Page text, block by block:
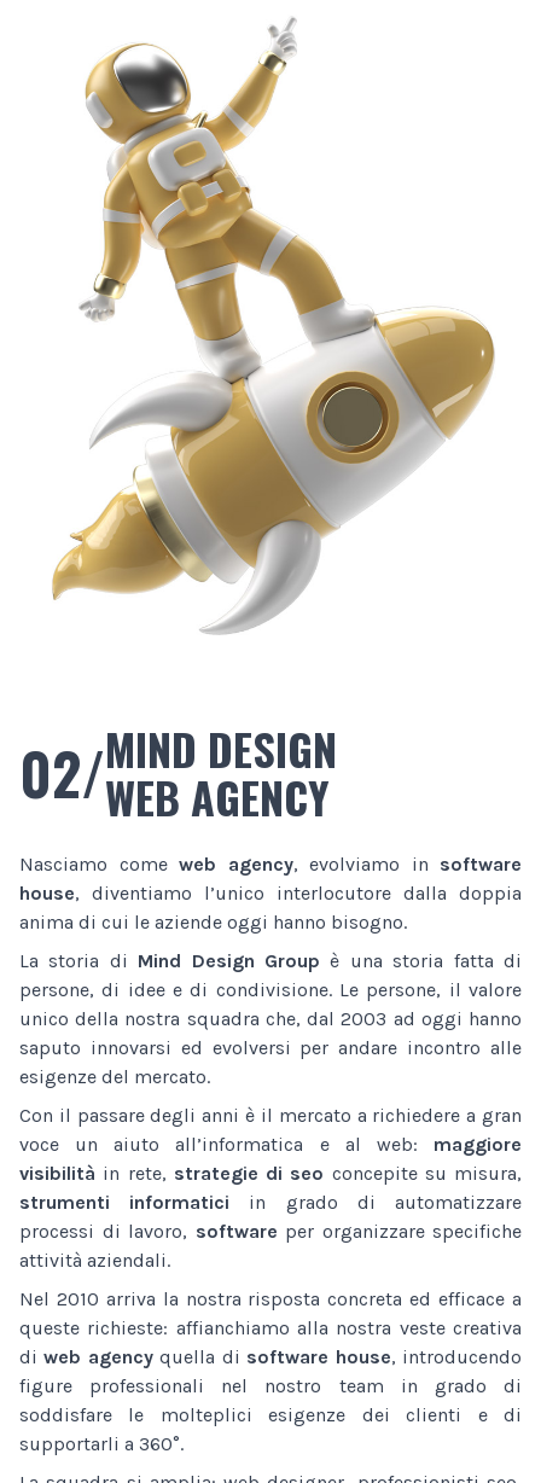
02/MIND DESIGN
WEB AGENCY
Nasciamo come web agency, evolviamo in software
house, diventiamo l’unico interlocutore dalla doppia
anima di cui le aziende oggi hanno bisogno.
La storia di Mind Design Group è una storia fatta di
persone, di idee e di condivisione. Le persone, il valore
unico della nostra squadra che, dal 2003 ad oggi hanno
saputo innovarsi ed evolversi per andare incontro alle
esigenze del mercato.
Con il passare degli anni è il mercato a richiedere a gran
voce un aiuto all’informatica e al web: maggiore
visibilità in rete, strategie di seo concepite su misura,
strumenti informatici in grado di automatizzare
processi di lavoro, software per organizzare specifiche
attività aziendali.
Nel 2010 arriva la nostra risposta concreta ed efficace a
queste richieste: affianchiamo alla nostra veste creativa
diweb agencyquella di software house, introducendo
figure professionali nel nostro team in grado di
soddisfare le molteplici esigenze dei clienti e di
supportarli a 360°.